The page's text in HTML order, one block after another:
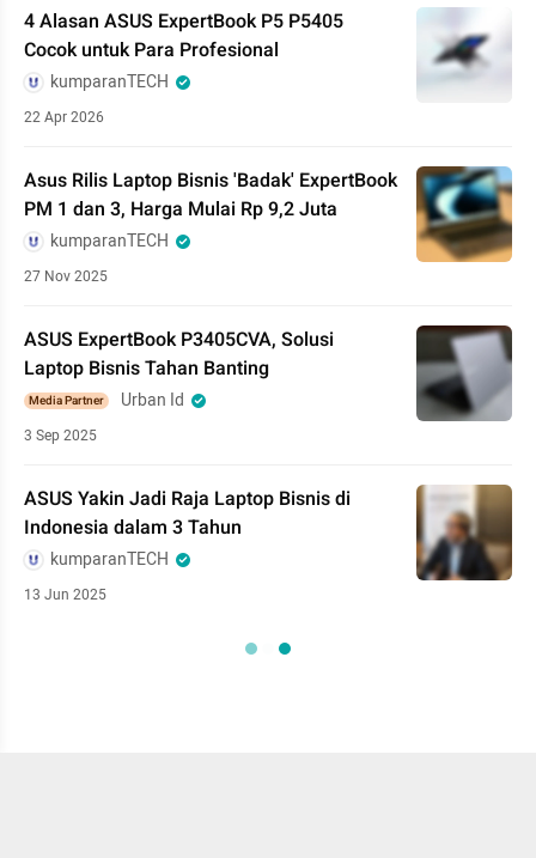
4 Alasan ASUS ExpertBook P5 P5405
Cocok untuk Para Profesional
kumparanTECH
22 Apr 2026
Asus Rilis Laptop Bisnis 'Badak' ExpertBook
PM 1 dan 3, Harga Mulai Rp 9,2 Juta
kumparanTECH
27 Nov 2025
ASUS ExpertBook P3405CVA, Solusi
Laptop Bisnis Tahan Banting
Media Partner Urban Id
3 Sep 2025
ASUS Yakin Jadi Raja Laptop Bisnis di
Indonesia dalam 3 Tahun
kumparanTECH
13 Jun 2025